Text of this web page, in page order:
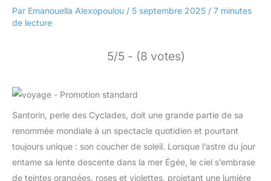
Par Emanouella Alexopoulou / 5 septembre 2025 / 7 minutes
de lecture
5/5 - (8 votes)
Santorin, perle des Cyclades, doit une grande partie de sa
renommée mondiale à un spectacle quotidien et pourtant
toujours unique : son coucher de soleil. Lorsque l’astre du jour
entame sa lente descente dans la mer Égée, le ciel s’embrase
de teintes orangées, roses et violettes, projetant une lumière